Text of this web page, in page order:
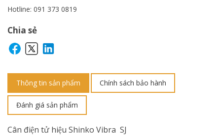
Hotline: 091 373 0819
Chia sẻ
Thông tin sản phẩm Chính sách bảo hành
Đánh giá sản phẩm
Cân điện tử hiệu Shinko Vibra SJ